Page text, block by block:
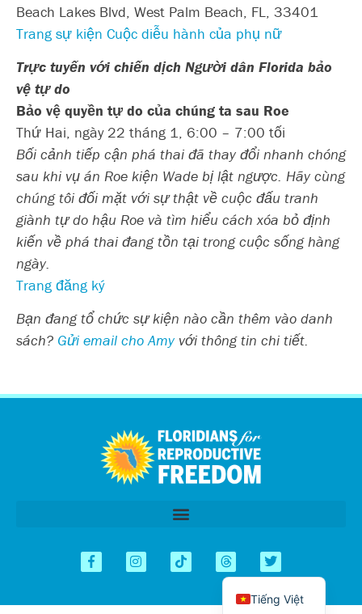
Beach Lakes Blvd, West Palm Beach, FL, 33401
Trang sự kiện Cuộc diễu hành của phụ nữ
Trực tuyến với chiến dịch Người dân Florida bảo
vệ tự do
Bảo vệ quyền tự do của chúng ta sau Roe
Thứ Hai, ngày 22 tháng 1, 6:00 – 7:00 tối
Bối cảnh tiếp cận phá thai đã thay đổi nhanh chóng
sau khi vụ án Roe kiện Wade bị lật ngược. Hãy cùng
chúng tôi đối mặt với sự thật về cuộc đấu tranh
giành tự do hậu Roe và tìm hiểu cách xóa bỏ định
kiến về phá thai đang tồn tại trong cuộc sống hàng
ngày.
Trang đăng ký
Bạn đang tổ chức sự kiện nào cần thêm vào danh
sách? Gửi email cho Amy với thông tin chi tiết.
Tiếng Việt
English
Español
اردو